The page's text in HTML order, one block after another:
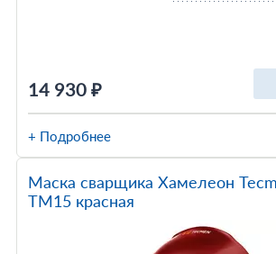
14 930 ₽
+ Подробнее
Маска сварщика Хамелеон
TM15 красная